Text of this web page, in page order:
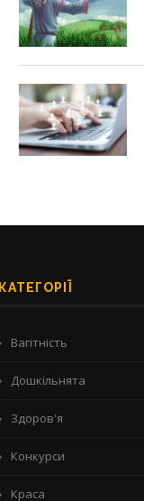
КАТЕГОРІЇ
Вагітність
Дошкільнята
Здоров'я
Конкурси
Краса